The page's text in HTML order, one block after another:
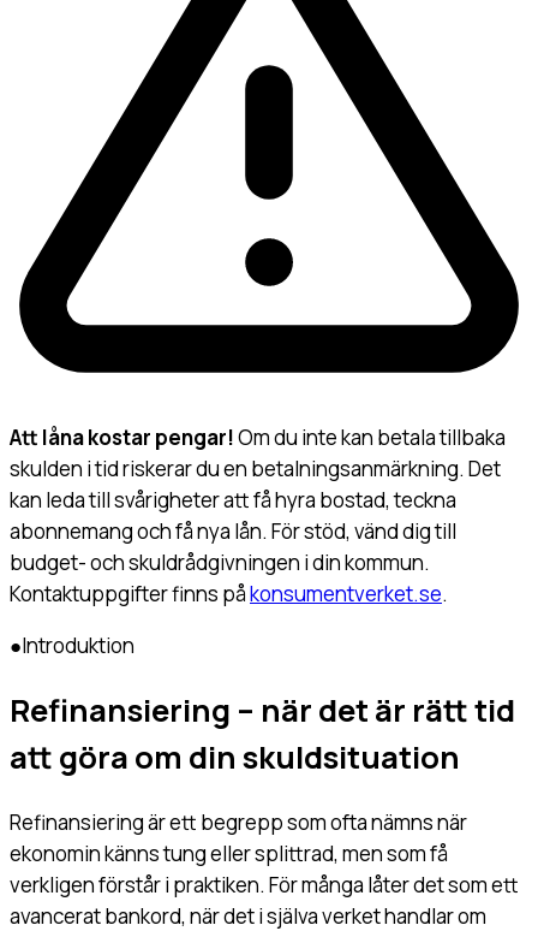
Att låna kostar pengar!Om du inte kan betala tillbaka
skulden i tid riskerar du en betalningsanmärkning. Det
kan leda till svårigheter att få hyra bostad, teckna
abonnemang och få nya lån. För stöd, vänd dig till
budget- och skuldrådgivningen i din kommun.
Kontaktuppgifter finns påkonsumentverket.se.
●Introduktion
Refinansiering – när det är rätt tid
att göra om din skuldsituation
Refinansiering är ett begrepp som ofta nämns när
ekonomin känns tung eller splittrad, men som få
verkligen förstår i praktiken. För många låter det som ett
avancerat bankord, när det i själva verket handlar om